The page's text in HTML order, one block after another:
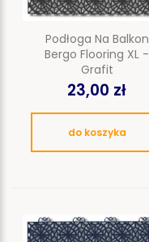
Podłoga Na Balkon
Bergo Flooring XL -
Grafit
23,00 zł
do koszyka